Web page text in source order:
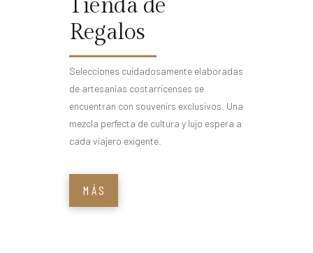
Tienda de
Regalos
Selecciones cuidadosamente elaboradas
de artesanías costarricenses se
encuentran con souvenirs exclusivos. Una
mezcla perfecta de cultura y lujo espera a
cada viajero exigente.
MÁS